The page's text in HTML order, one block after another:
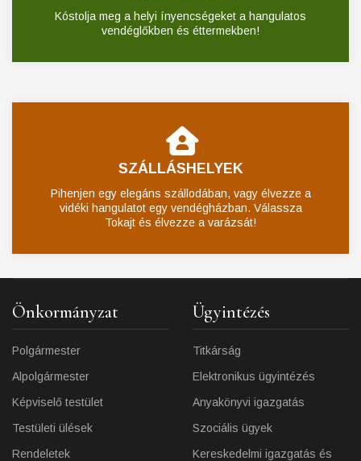
Kóstolja meg a helyi ínyencségeket a hangulatos
vendéglőkben és éttermekben!
SZÁLLÁSHELYEK
Pihenjen egy elegáns szállodában, vagy élvezze a
vidéki hangulatot egy vendégházban. Válassza
Tokajt és élvezze a varázsát!
Önkormányzat
Polgármester
Alpolgármester
Képviselő testület
Testületi ülések
Rendeletek
Ügyintézés
Titkárság
Elektronikus ügyintézés
Anyakönyvi igazgatás
Szociális ügyek
Kereskedelmi igazgatás és